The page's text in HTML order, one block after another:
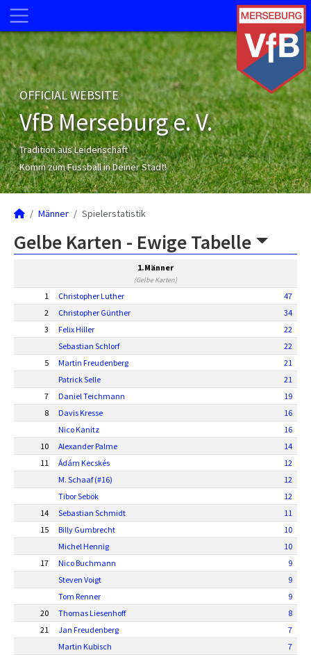
OFFICIAL WEBSITE
VfB Merseburg e. V.
Tradition aus Leidenschaft
Komm zum Fussball in Deiner Stadt!
Männer Spielerstatistik
Gelbe Karten - Ewige Tabelle
1.Männer
(Gelbe Karten)
1 Christopher Luther
47
2
Christopher Günther
34
3
Felix Hiller
22
Sebastian Schlorf
22
5
Martin Freudenberg
21
Patrick Selle
21
7
Daniel Teichmann
19
8
Davis Kresse
16
Nico Kanitz
16
10
Alexander Palme
14
11
Ádám Kecskés
12
M. Schaaf (#16)
12
Tibor Sebök
12
14
Sebastian Schmidt
11
15
Billy Gumbrecht
10
Michel Hennig
10
17
Nico Buchmann
9
Steven Voigt
9
Tom Renner
9
20
Thomas Liesenhoff
8
21
Jan Freudenberg
7
Martin Kubisch
7